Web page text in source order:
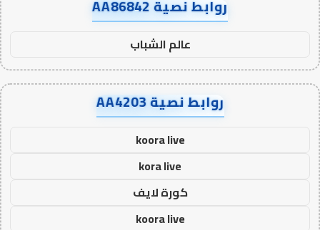
روابط نصية AA86842
عالم الشباب
روابط نصية AA4203
koora live
kora live
كورة لايف
koora live